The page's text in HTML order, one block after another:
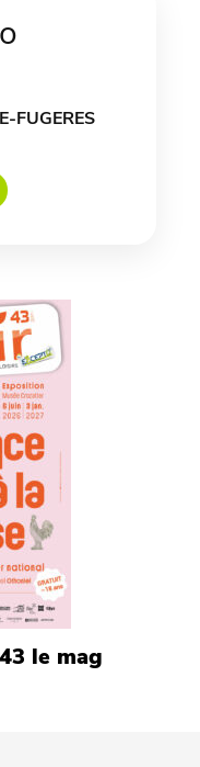
FUGERES
le mag